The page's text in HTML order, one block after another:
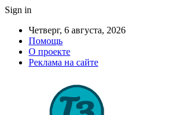
Sign in
Четверг, 6 августа, 2026
Помощь
О проекте
Реклама на сайте